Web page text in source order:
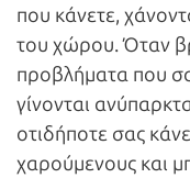
που κάνετε,
του χώρου. Όταν
προβλήματα που
γίνονται
οτιδήποτε σας
χαρούμενους και